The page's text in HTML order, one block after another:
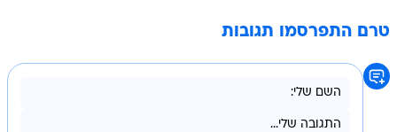
טרם התפרסמו תגובות